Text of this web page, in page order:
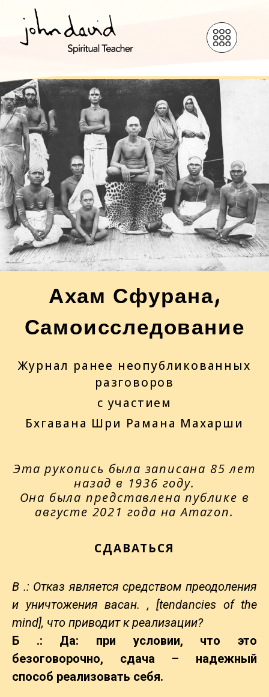
Ахам Сфурана,
Самоисследование
Журнал ранее неопубликованных
разговоров
с участием
Бхгавана Шри Рамана Махарши
Эта рукопись была записана 85 лет
назад в 1936 году.
Она была представлена публике в
августе 2021 года на Amazon.
СДАВАТЬСЯ
В .: Отказ является средством преодоления
и уничтожения васан. , [tendancies of the
mind], что приводит к реализации?
Б .: Да: при условии, что это
безоговорочно, сдача – надежный
способ реализовать себя.